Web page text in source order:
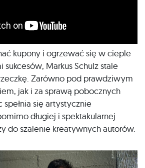
kupony i ogrzewać się w cieple
Markus Schulz stale
Zarówno pod prawdziwym
jak i za sprawą pobocznych
się artystycznie
długiej i spektakularnej
do szalenie kreatywnych autorów.